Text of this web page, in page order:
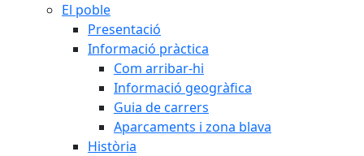
El poble
Presentació
Informació pràctica
Com arribar-hi
Informació geogràfica
Guia de carrers
Aparcaments i zona blava
Història